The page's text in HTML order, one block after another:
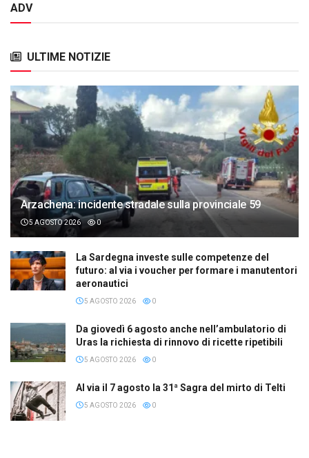
ADV
ULTIME NOTIZIE
Arzachena: incidente stradale sulla provinciale 59
5 AGOSTO 2026 0
La Sardegna investe sulle competenze del
futuro: al via i voucher per formare i manutentori
aeronautici
5 AGOSTO 2026 0
Da giovedì 6 agosto anche nell’ambulatorio di
Uras la richiesta di rinnovo di ricette ripetibili
5 AGOSTO 2026 0
Al via il 7 agosto la 31ª Sagra del mirto di Telti
5 AGOSTO 2026 0